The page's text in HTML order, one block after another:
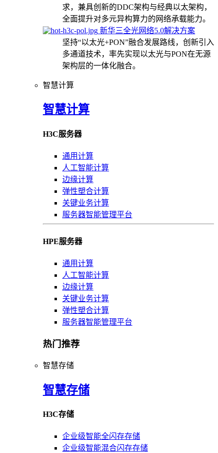
求，兼具创新的DDC架构与经典以太架构，
全面提升对多元异构算力的网络承载能力。
新华三全光网络5.0解决方案
坚持“以太光+PON”融合发展路线，创新引入
多通道技术，率先实现以太光与PON在无源
架构层的一体化融合。
智慧计算
智慧计算
H3C服务器
通用计算
人工智能计算
边缘计算
弹性塑合计算
关键业务计算
服务器智能管理平台
HPE服务器
通用计算
人工智能计算
边缘计算
关键业务计算
弹性塑合计算
服务器智能管理平台
热门推荐
智慧存储
智慧存储
H3C存储
企业级智能全闪存存储
企业级智能混合闪存存储